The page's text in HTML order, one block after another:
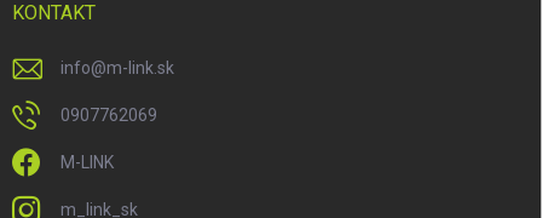
KONTAKT
info@m-link.sk
0907762069
M-LINK
m_link_sk